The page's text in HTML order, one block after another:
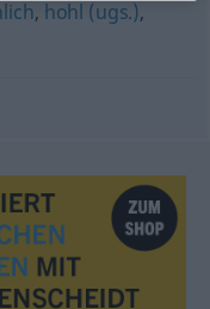
, hohl (ugs.),